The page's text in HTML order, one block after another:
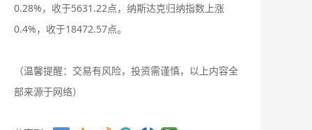
0.28%，收于5631.22点，纳斯达克归纳指数上涨
0.4%，收于18472.57点。
（温馨提醒：交易有风险，投资需谨慎，以上内容全
部来源于网络）